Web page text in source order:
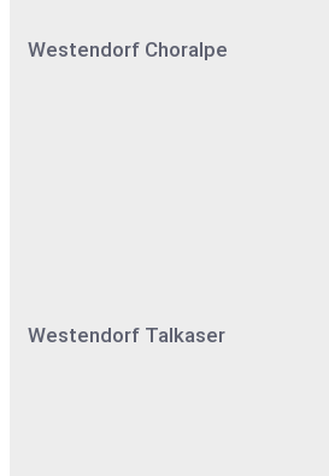
Westendorf Choralpe
Westendorf Talkaser